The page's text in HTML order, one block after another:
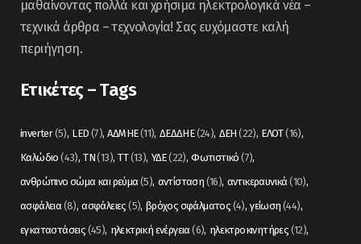
μαθαίνοντας πολλά και χρήσιμα ηλεκτρολογικά νέα –
τεχνικά άρθρα – τεχνολογία! Σας ευχόμαστε καλή
περιήγηση.
Ετικέτες – Tags
inverter(5) LED (7) ΑΔΜΗΕ(11) ΔΕΔΔΗΕ(24) ΔΕΗ (22) ΕΛΟΤ(16)
Καλώδιο (43) ΤΝ(13) ΤΤ(13) ΥΔΕ(22) Φωτιστικό (7)
ανθρώπινο σώμα και ρεύμα (5) αντίσταση (16) αντικεραυνικά (10)
ασφάλεια (8) ασφάλειες (5) βρόχος σφάλματος (4) γείωση (44)
εγκαταστάσεις (45) ηλεκτρική ενέργεια (6) ηλεκτροκινητήρες (12)